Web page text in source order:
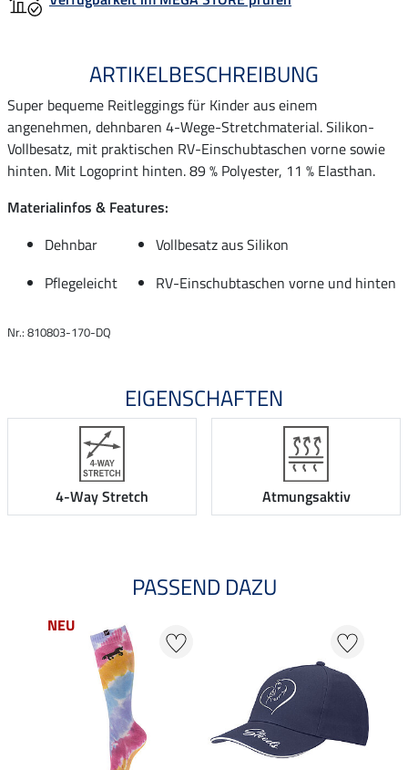
ARTIKELBESCHREIBUNG
Super bequeme Reitleggings für Kinder aus einem
angenehmen, dehnbaren 4-Wege-Stretchmaterial. Silikon-
Vollbesatz, mit praktischen RV-Einschubtaschen vorne sowie
hinten. Mit Logoprint hinten. 89 % Polyester, 11 % Elasthan.
Materialinfos & Features:
Dehnbar
Vollbesatz aus Silikon
Pflegeleicht
RV-Einschubtaschen vorne und hinten
Nr.: 810803-170-DQ
EIGENSCHAFTEN
4-Way Stretch Atmungsaktiv
PASSEND DAZU
NEU